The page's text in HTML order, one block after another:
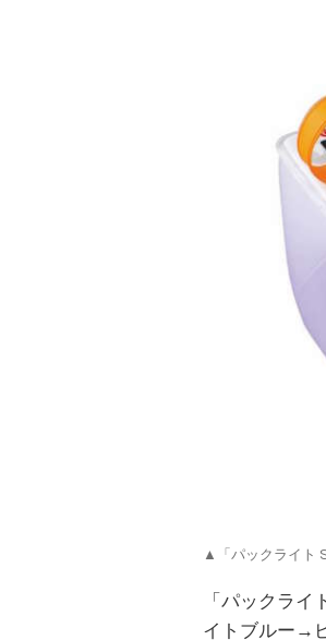
▲「パックライト
「パックラ
イトブルー→